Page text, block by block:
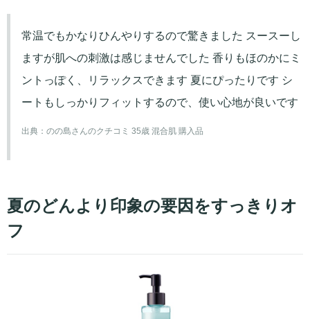
常温でもかなりひんやりするので驚きました スースーし
ますが肌への刺激は感じませんでした 香りもほのかにミ
ントっぽく、リラックスできます 夏にぴったりです シ
ートもしっかりフィットするので、使い心地が良いです
出典： のの島さんのクチコミ 35歳 混合肌 購入品
夏のどんより印象の要因をすっきりオ
フ